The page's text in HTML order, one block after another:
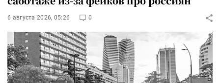
6 августа 2026, 05:26 0